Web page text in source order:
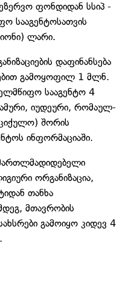
ფონდიდან სსიპ -
სააგენტოსათვის
ლარი.
დაფინანსება
გამოყოფილ 1 მლნ.
სააგენტო 4
იუდეური, რომაულ-
შორის
ინფორმაციაში.
ორგანიზაცია,
თანხა
მთავრობის
გამოიყო კიდევ 4